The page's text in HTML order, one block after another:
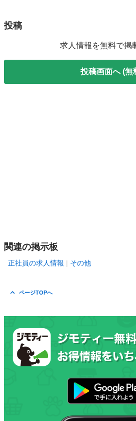
投稿
求人情報を無料で掲
投稿画面へ (無
関連の掲示板
正社員の求人情報 その他
ページTOPへ